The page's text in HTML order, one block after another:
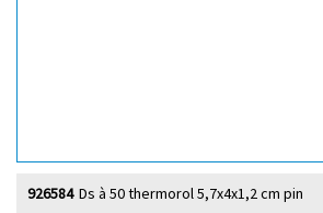
Ds à 50 thermorol 5,7x4x1,2 cm pin
926584